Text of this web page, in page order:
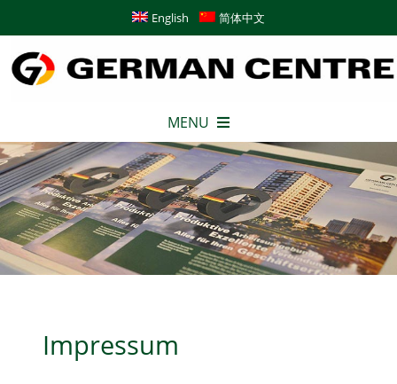
to
content
English 简体中文
MENU
German Centre
Büros
Konferenz & Service
Impressum